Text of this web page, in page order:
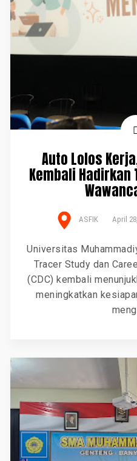
Auto Lolos
Kembali Hadirkan
ASFIK April
Universitas
Tracer Study dan
(CDC) kembali
meningkatkan